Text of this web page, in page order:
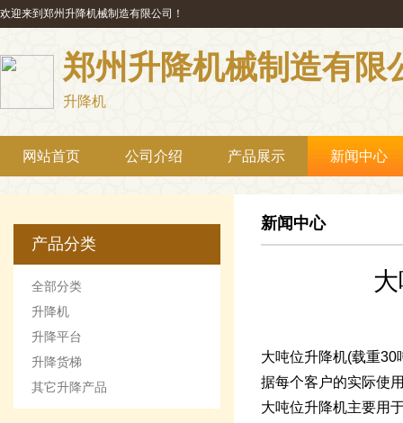
欢迎来到郑州升降机械制造有限公司！
郑州升降机械制造有限
升降机
网站首页 公司介绍 产品展示 新闻中心
产品分类
全部分类
升降机
升降平台
升降货梯
其它升降产品
新闻中心
大吨位升降机(载重
据每个客户的实际使
大吨位升降机主要用